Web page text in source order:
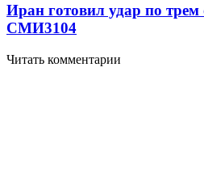
Иран готовил удар по
СМИ3104
Читать комментарии